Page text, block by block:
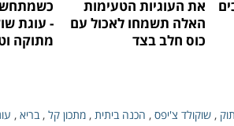
את העוגיות הטעימות
האלה תשמחו לאכול עם
כוס חלב בצד
- עוגת
מתוקה
, שוקולד צ'יפס , הכנה ביתית , מתכון קל , בריא ,